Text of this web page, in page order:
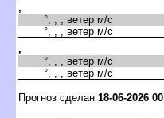
,
°, , , ветер м/с
°, , , ветер м/с
,
°, , , ветер м/с
°, , , ветер м/с
Прогноз сделан 18-06-2026